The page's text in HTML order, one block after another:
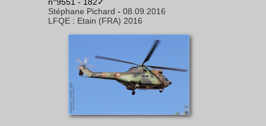
Stéphane Pichard - 08.09.2016
LFQE : Etain (FRA) 2016